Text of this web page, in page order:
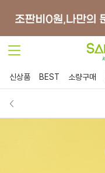
신상품 BEST 소량구매